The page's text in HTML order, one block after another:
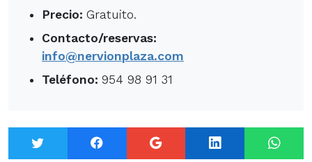
Precio: Gratuito.
Contacto/reservas:
info@nervionplaza.com
Teléfono: 954 98 91 31
Twitter Facebook Google+ LinkedIn